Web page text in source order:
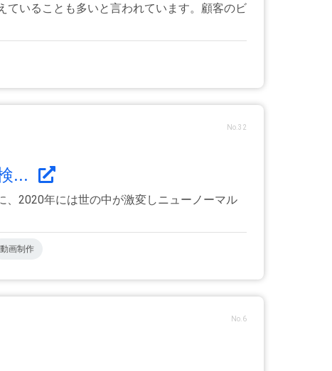
ていることも多いと言われています。顧客のビ
No.32
...
、2020年には世の中が激変しニューノーマル
動画制作
No.6